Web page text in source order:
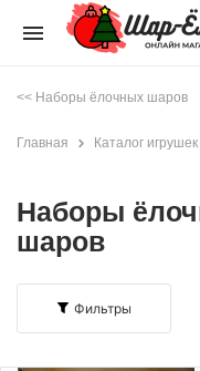
menu
<< Наборы ёлочных шаров
Главная Каталог игрушек
Наборы
шаров
Фильтры